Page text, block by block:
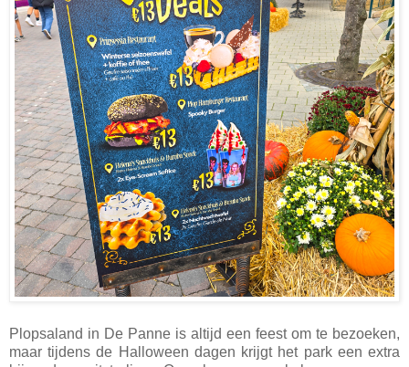
Plopsaland in De Panne is altijd een feest om te bezoeken,
maar tijdens de Halloween dagen krijgt het park een extra